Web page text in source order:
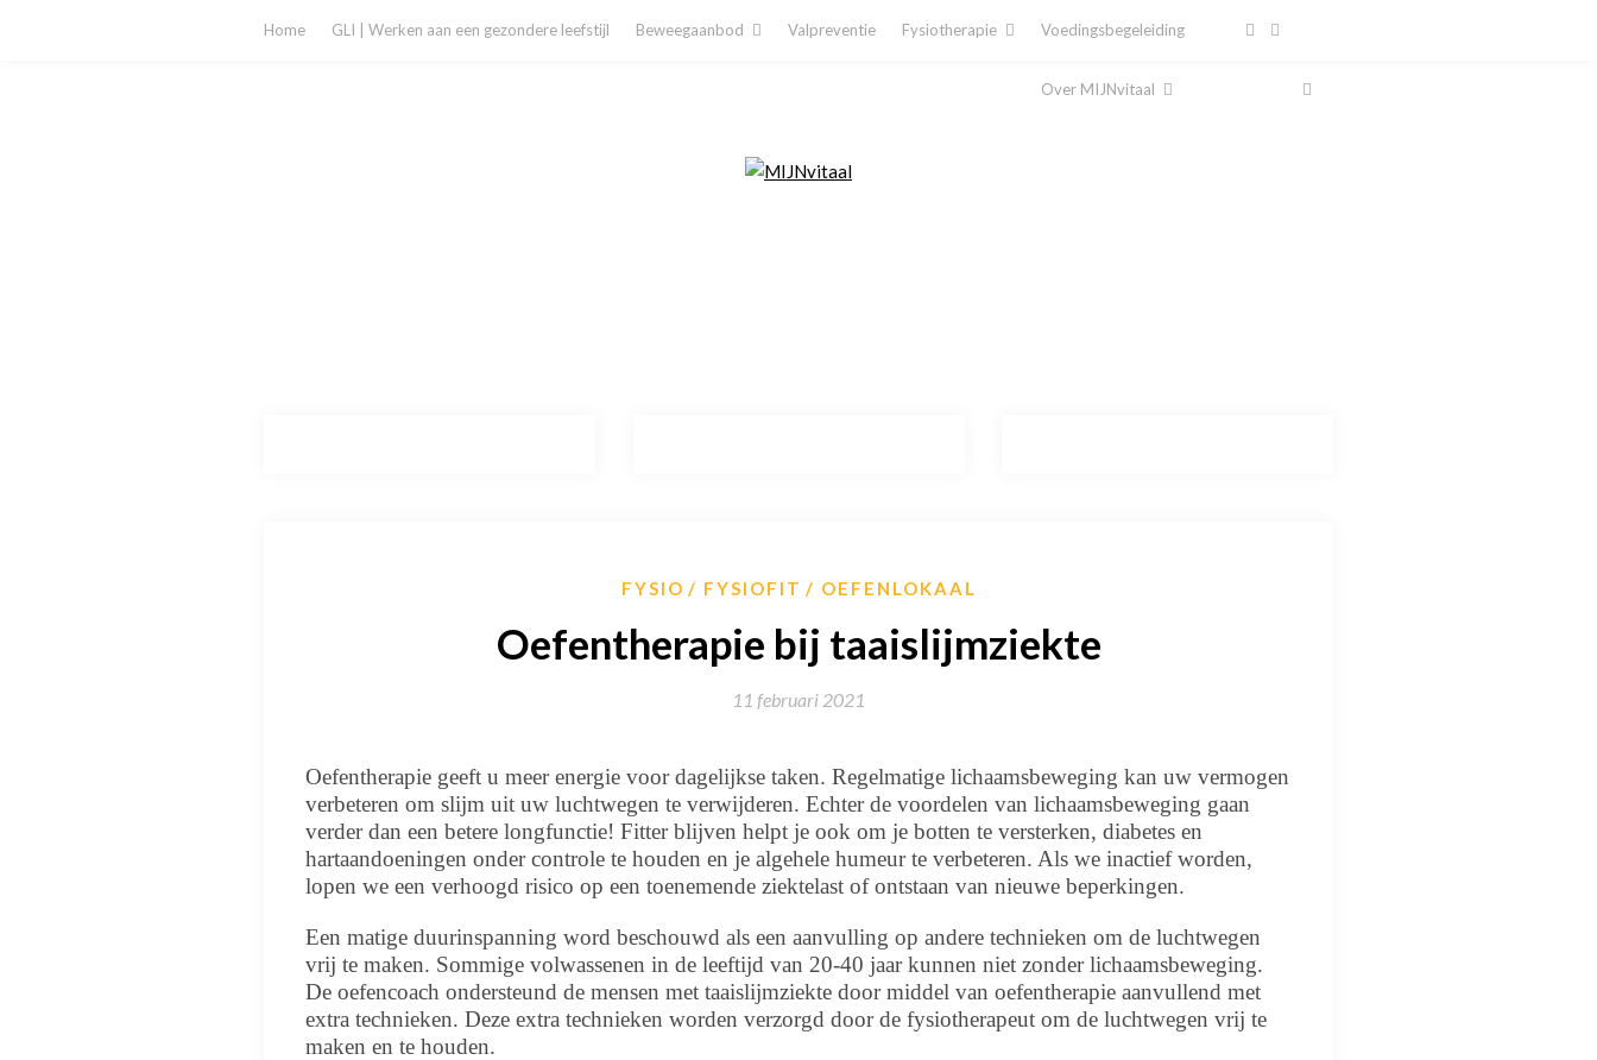
Home GLI | Werken aan een gezondere leefstijl Beweegaanbod Valpreventie Fysiotherapie Voedingsbegeleiding
Over MIJNvitaal
FYSIO FYSIOFIT OEFENLOKAAL
Oefentherapie bij taaislijmziekte
11 februari 2021
Oefentherapie geeft u meer energie voor dagelijkse taken. Regelmatige lichaamsbeweging kan uw vermogen
verbeteren om slijm uit uw luchtwegen te verwijderen. Echter de voordelen van lichaamsbeweging gaan
verder dan een betere longfunctie! Fitter blijven helpt je ook om je botten te versterken, diabetes en
hartaandoeningen onder controle te houden en je algehele humeur te verbeteren. Als we inactief worden,
lopen we een verhoogd risico op een toenemende ziektelast of ontstaan van nieuwe beperkingen.
Een matige duurinspanning word beschouwd als een aanvulling op andere technieken om de luchtwegen
vrij te maken. Sommige volwassenen in de leeftijd van 20-40 jaar kunnen niet zonder lichaamsbeweging.
De oefencoach ondersteund de mensen met taaislijmziekte door middel van oefentherapie aanvullend met
extra technieken. Deze extra technieken worden verzorgd door de fysiotherapeut om de luchtwegen vrij te
maken en te houden.